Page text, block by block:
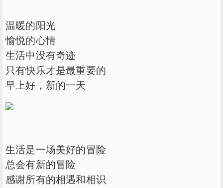
温暖的阳光
愉悦的心情
生活中没有奇迹
只有快乐才是最重要的
早上好，新的一天
生活是一场美好的冒险
总会有新的冒险
感谢所有的相遇和相识